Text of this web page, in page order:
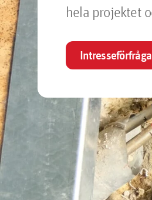
hela projektet
Vad är ett